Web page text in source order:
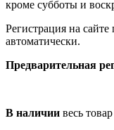
кроме субботы и
Регистрация на
автоматически.
Предварительная
В наличии весь